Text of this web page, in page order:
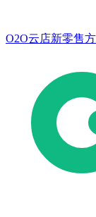
O2O云店新零售